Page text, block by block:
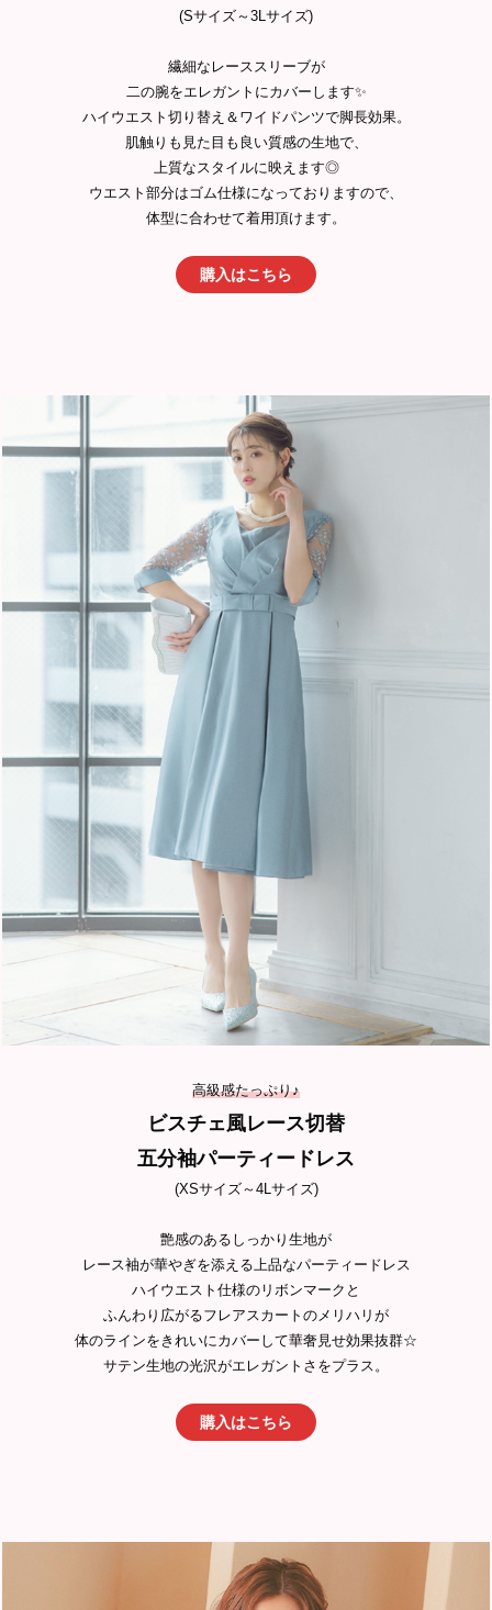
(Sサイズ～3Lサイズ)
繊細なレーススリーブが
二の腕をエレガントにカバーします✨
ハイウエスト切り替え＆ワイドパンツで脚長効果。
肌触りも見た目も良い質感の生地で、
上質なスタイルに映えます◎
ウエスト部分はゴム仕様になっておりますので、
体型に合わせて着用頂けます。
購入はこちら
高級感たっぷり♪
ビスチェ風レース切替
五分袖パーティードレス
(XSサイズ～4Lサイズ)
艶感のあるしっかり生地が
レース袖が華やぎを添える上品なパーティードレス
ハイウエスト仕様のリボンマークと
ふんわり広がるフレアスカートのメリハリが
体のラインをきれいにカバーして華奢見せ効果抜群☆
サテン生地の光沢がエレガントさをプラス。
購入はこちら